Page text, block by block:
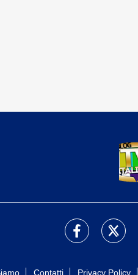
Contatti Privacy Policy